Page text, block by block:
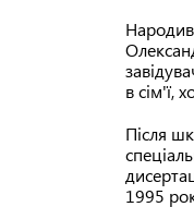
в сім'ї,
Після
1995